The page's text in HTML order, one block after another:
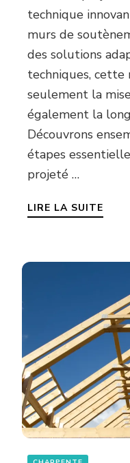
technique
murs de
des solutions
techniques,
seulement la
également la
Découvrons
étapes
projeté …
LIRE LA SUITE